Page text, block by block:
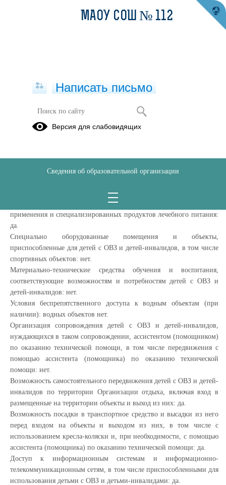
Доступная среда
Созданные специальные условия отдыха и оздоровления детей с
ОВЗ и детей-инвалидов: да.
детей-инвалидов, в том числе условия питания: да.
Условия для хранения лекарственных препаратов для медицинского
применения и специализированных продуктов лечебного питания:
да.
Специально оборудованные помещения и объекты,
приспособленные для детей с ОВЗ и детей-инвалидов, в том числе
спортивных объектов: нет.
Материально-технические средства обучения и воспитания,
соответствующие возможностям и потребностям детей с ОВЗ и
детей-инвалидов: нет.
Условия беспрепятственного доступа к водным объектам (при
наличии): водных объектов нет.
Организация сопровождения детей с ОВЗ и детей-инвалидов,
нуждающихся в таком сопровождении, ассистентом (помощником)
по оказанию технической помощи, в том числе передвижения с
помощью ассистента (помощника) по оказанию технической
помощи: нет.
Возможность самостоятельного передвижения детей с ОВЗ и детей-
инвалидов по территории Организации отдыха, включая вход в
размещенные на территории объекты и выход из них: да.
Возможность посадки в транспортное средство и высадки из него
перед входом на объекты и выходом из них, в том числе с
использованием кресла-коляски и, при необходимости, с помощью
ассистента (помощника) по оказанию технической помощи: да.
Доступ к информационным системам и информационно-
телекоммуникационным сетям, в том числе приспособленными для
использования детьми с ОВЗ и детьми-инвалидами: да.
МАОУ СОШ № 112
Написать письмо
Версия для слабовидящих
Сведения об образовательной организации